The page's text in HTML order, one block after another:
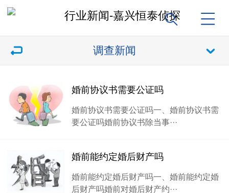
调查新闻
婚前协议书需要公证吗
婚前协议书需要公证吗一、婚前协议书需
要公证吗婚前协议书除当事···
婚前能约定婚后财产吗
婚前能约定婚后财产吗一、婚前能约定婚
后财产吗婚前对婚后财产约···